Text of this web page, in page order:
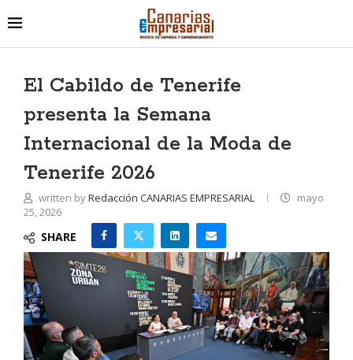
El Cabildo de Tenerife
presenta la Semana
Internacional de la Moda de
Tenerife 2026
written byRedacción CANARIAS EMPRESARIAL
mayo
25, 2026
SHARE